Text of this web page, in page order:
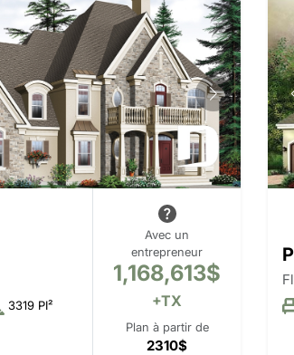
3319 PI²
Avec un
entrepreneur
1,168,613$
+TX
Plan à partir de
2310$